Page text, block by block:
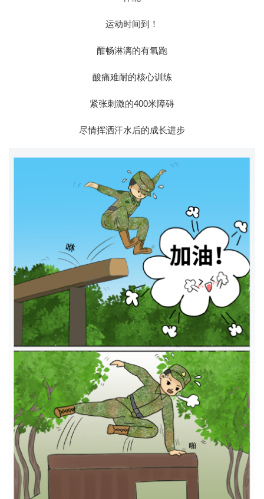
运动时间到！
酣畅淋漓的有氧跑
酸痛难耐的核心训练
紧张刺激的400米障碍
尽情挥洒汗水后的成长进步